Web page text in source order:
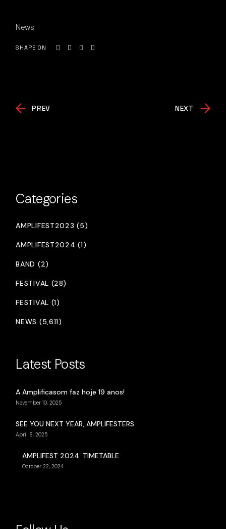
News
SHARE ON
PREV NEXT
Categories
AMPLIFEST2023 (5)
AMPLIFEST2024 (1)
BAND (2)
FESTIVAL (28)
FESTIVAL (1)
NEWS (5,611)
Latest Posts
A Amplificasom faz hoje 19 anos!
November 10, 2025
SEE YOU NEXT YEAR, AMPLIFESTERS
April 8, 2025
AMPLIFEST 2024: TIMETABLE
October 22, 2024